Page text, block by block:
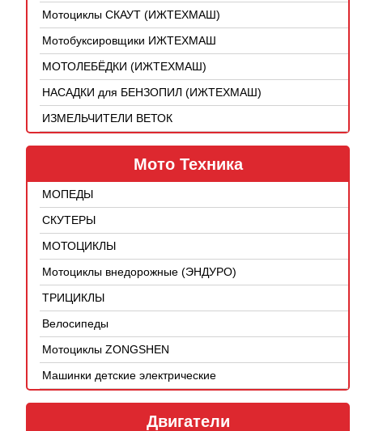
Мотоциклы СКАУТ (ИЖТЕХМАШ)
Мотобуксировщики ИЖТЕХМАШ
МОТОЛЕБЁДКИ (ИЖТЕХМАШ)
НАСАДКИ для БЕНЗОПИЛ (ИЖТЕХМАШ)
ИЗМЕЛЬЧИТЕЛИ ВЕТОК
Мото Техника
МОПЕДЫ
СКУТЕРЫ
МОТОЦИКЛЫ
Мотоциклы внедорожные (ЭНДУРО)
ТРИЦИКЛЫ
Велосипеды
Мотоциклы ZONGSHEN
Машинки детские электрические
Двигатели